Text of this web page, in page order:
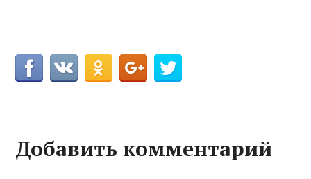
Добавить комментарий